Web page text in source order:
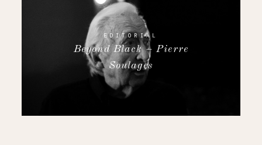
EDITORIAL
Beyond Black – Pierre
Soulages